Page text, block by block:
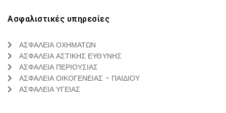
Ασφαλιστικές υπηρεσίες
ΑΣΦΑΛΕΙΑ ΟΧΗΜΑΤΩΝ
ΑΣΦΑΛΕΙΑ ΑΣΤΙΚΗΣ ΕΥΘΥΝΗΣ
ΑΣΦΑΛΕΙΑ ΠΕΡΙΟΥΣΙΑΣ
ΑΣΦΑΛΕΙΑ ΟΙΚΟΓΕΝΕΙΑΣ - ΠΑΙΔΙΟΥ
ΑΣΦΑΛΕΙΑ ΥΓΕΙΑΣ